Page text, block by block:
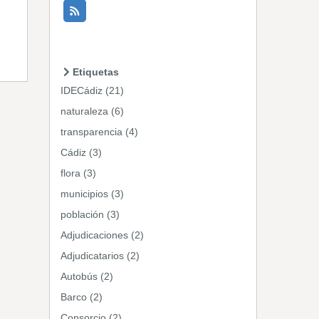
Etiquetas
IDECádiz (21)
naturaleza (6)
transparencia (4)
Cádiz (3)
flora (3)
municipios (3)
población (3)
Adjudicaciones (2)
Adjudicatarios (2)
Autobús (2)
Barco (2)